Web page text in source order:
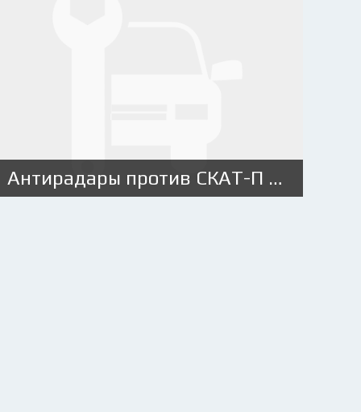
Антирадары против СКАТ-П и ОСКОН-СМ